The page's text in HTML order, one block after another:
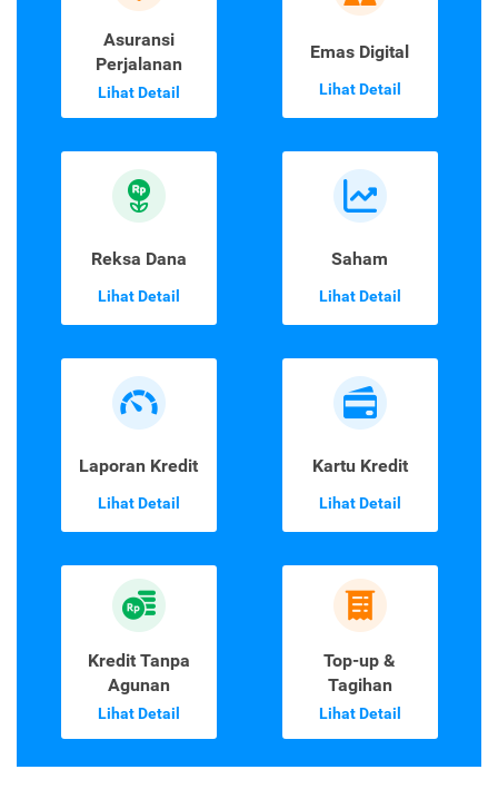
Asuransi
Perjalanan
Lihat Detail
Emas Digital
Lihat Detail
Reksa Dana
Lihat Detail
Saham
Lihat Detail
Laporan Kredit
Lihat Detail
Kartu Kredit
Lihat Detail
Kredit Tanpa
Agunan
Lihat Detail
Top-up &
Tagihan
Lihat Detail